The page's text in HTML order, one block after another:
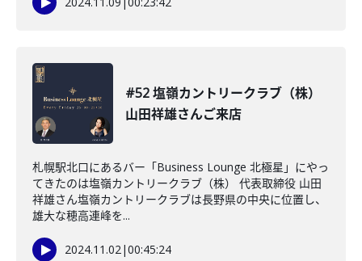
#52 塩嶺カントリークラブ（株）
山田祥雄さんご来店
札幌駅北口にあるバー「Business Lounge 北極星」にやっ
てきたのは塩嶺カントリークラブ（株） 代表取締役 山田
祥雄さん塩嶺カントリークラブは長野県の中央に位置し、
雄大な穂高連峰を...
2024.11.02|00:45:24